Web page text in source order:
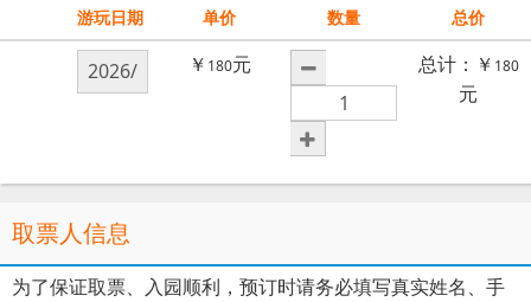
游玩日期 单价 数量 总价
￥ 180元 总计：￥ 180
元
取票人信息
为了保证取票、入园顺利，预订时请务必填写真实姓名、手